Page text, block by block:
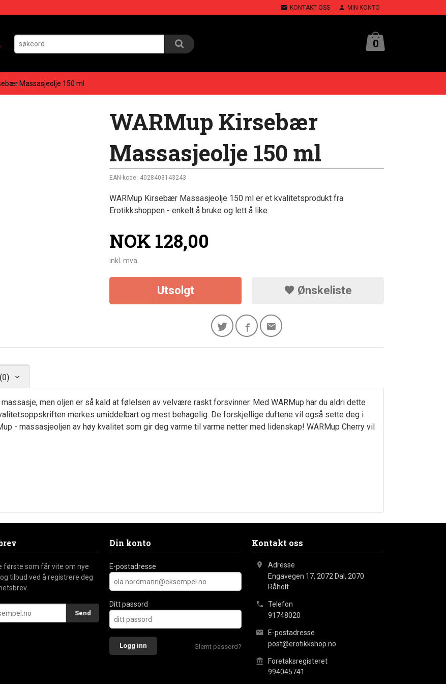
KONTAKT OSS MIN KONTO
0
Massasjeolje 150 ml
WARMup Kirsebær
Massasjeolje 150 ml
EAN-kode: 4028403143243
WARMup Kirsebær Massasjeolje 150 ml er et kvalitetsprodukt fra
Erotikkshoppen - enkelt å bruke og lett å like.
Pris
NOK 128,00
inkl. mva.
Utsolgt Ønskeliste
men oljen er så kald at følelsen av velvære raskt forsvinner. Med WARMup har du aldri dette
merkes umiddelbart og mest behagelig. De forskjellige duftene vil også sette deg i
- massasjeoljen av høy kvalitet som gir deg varme til varme netter med lidenskap! WARMup Cherry vil
første som får vite om nye
tilbud ved å registrere deg
Din konto
E-postadresse
Ditt passord
Glemt passord?
Kontakt oss
Adresse
Engavegen 17, 2072 Dal , 2070
Råholt
Telefon
91748020
E-postadresse
post@erotikkshop.no
Foretaksregisteret
994045741